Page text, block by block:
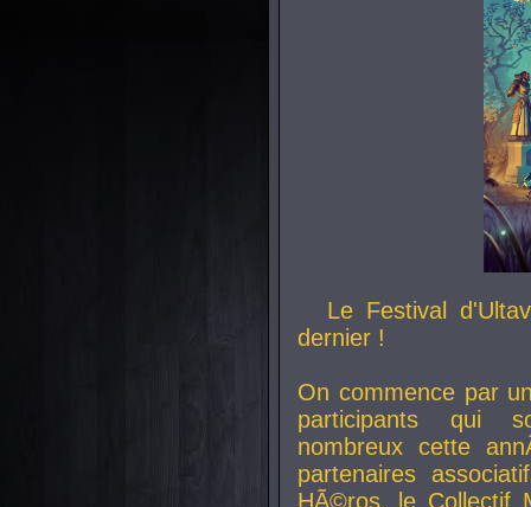
Le Festival
dernier !
On commence par
participants qui
nombreux cette
partenaires
HÃ©ros, le Collectif